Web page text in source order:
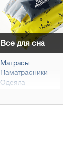
Матрасы
Ковры
Все для сна
Матрасы
Наматрасники
Одеяла